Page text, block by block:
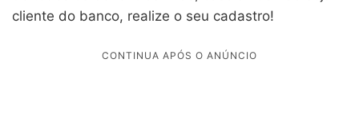
cliente do banco, realize o seu cadastro!